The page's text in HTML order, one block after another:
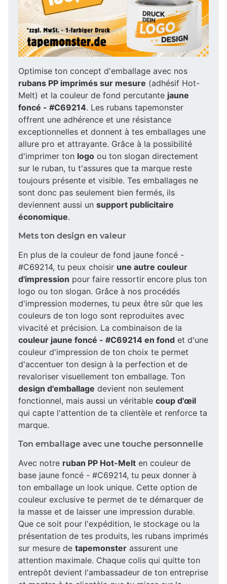
Optimise ton concept d'emballage avec nos
rubans PP imprimés sur mesure (adhésif Hot-
Melt) et la couleur de fond percutante jaune
foncé - #C69214. Les rubans tapemonster
offrent une adhérence et une résistance
exceptionnelles et donnent à tes emballages une
allure pro et attrayante. Grâce à la possibilité
d'imprimer ton logo ou ton slogan directement
sur le ruban, tu t'assures que ta marque reste
toujours présente et visible. Tes emballages ne
sont donc pas seulement bien fermés, ils
deviennent aussi un support publicitaire
économique.
Mets ton design en valeur
En plus de la couleur de fond jaune foncé -
#C69214, tu peux choisir une autre couleur
d'impression pour faire ressortir encore plus ton
logo ou ton slogan. Grâce à nos procédés
d'impression modernes, tu peux être sûr que les
couleurs de ton logo sont reproduites avec
vivacité et précision. La combinaison de la
couleur jaune foncé - #C69214 en fond et d'une
couleur d'impression de ton choix te permet
d'accentuer ton design à la perfection et de
revaloriser visuellement ton emballage. Ton
design d'emballage devient non seulement
fonctionnel, mais aussi un véritable coup d'œil
qui capte l'attention de ta clientèle et renforce ta
marque.
Ton emballage avec une touche personnelle
Avec notre ruban PP Hot-Melt en couleur de
base jaune foncé - #C69214, tu peux donner à
ton emballage un look unique. Cette option de
couleur exclusive te permet de te démarquer de
la masse et de laisser une impression durable.
Que ce soit pour l'expédition, le stockage ou la
présentation de tes produits, les rubans imprimés
sur mesure de tapemonster assurent une
attention maximale. Chaque colis qui quitte ton
entrepôt devient l'ambassadeur de ton entreprise